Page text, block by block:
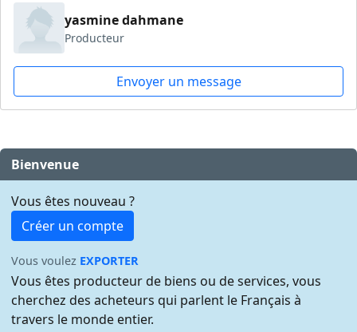
yasmine dahmane
Producteur
Envoyer un message
Bienvenue
Vous êtes nouveau ?
Créer un compte
Vous voulez EXPORTER
Vous êtes producteur de biens ou de services, vous
cherchez des acheteurs qui parlent le Français à
travers le monde entier.